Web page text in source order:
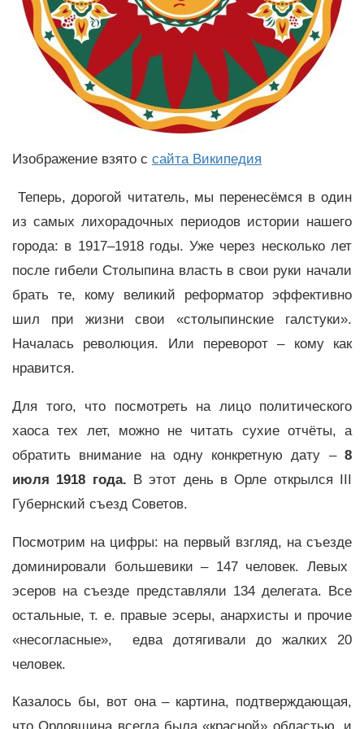
Изображение взято с сайта Википедия
Теперь, дорогой читатель, мы перенесёмся в один
из самых лихорадочных периодов истории нашего
города: в 1917–1918 годы. Уже через несколько лет
после гибели Столыпина власть в свои руки начали
брать те, кому великий реформатор эффективно
шил при жизни свои «столыпинские галстуки».
Началась революция. Или переворот – кому как
нравится.
Для того, что посмотреть на лицо политического
хаоса тех лет, можно не читать сухие отчёты, а
обратить внимание на одну конкретную дату – 8
июля 1918 года. В этот день в Орле открылся III
Губернский съезд Советов.
Посмотрим на цифры: на первый взгляд, на съезде
доминировали большевики – 147 человек. Левых
эсеров на съезде представляли 134 делегата. Все
остальные, т. е. правые эсеры, анархисты и прочие
«несогласные», едва дотягивали до жалких 20
человек.
Казалось бы, вот она – картина, подтверждающая,